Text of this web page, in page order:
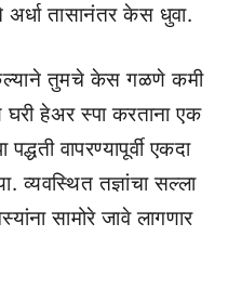
अर्धा तासानंतर केस धुवा.
केल्याने तुमचे केस गळणे कमी
हेअर स्पा करताना एक
वापरण्यापूर्वी एकदा
व्यवस्थित तज्ञांचा सल्ला
सामोरे जावे लागणार